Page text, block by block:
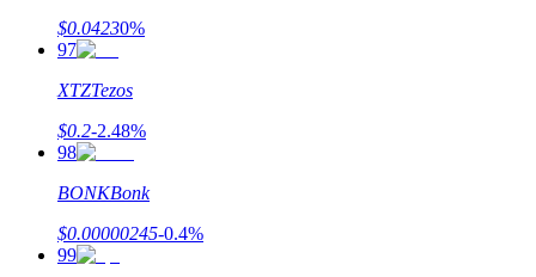
$0.04230%
97
XTZTezos
$0.2-2.48%
98
BONKBonk
$0.00000245-0.4%
99